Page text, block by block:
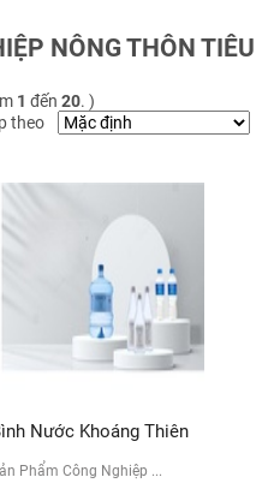
NÔNG THÔN TIÊU
1 đến 20. )
theo
Nước Khoáng Thiên
Phẩm Công Nghiệp ...